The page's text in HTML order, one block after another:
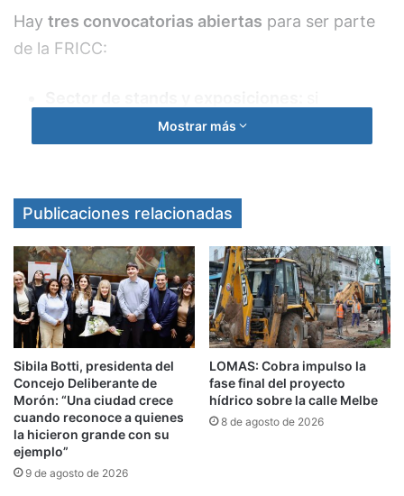
Hay tres convocatorias abiertas para ser parte
de la FRICC:
sos artista, artesano y/o emprendedor
productos creativos y con un diseño
distintivo.
Rondas de vinculación:si sos artista,
artesano y/o emprendedor cultural tendrás la
oportunidad de conectar con importantes
referentes de la industria cultural para
ofrecer mano a mano tus productos y/o
servicios artísticos.
Casting para desfilar los diseños de la
Incubadora “MiModa”:
presentarán las colecciones diseñadas en
Mostrar más
Publicaciones relacionadas
Sibila Botti, presidenta del
Concejo Deliberante de
Morón: “Una ciudad crece
cuando reconoce a quienes
la hicieron grande con su
ejemplo”
9 de agosto de 2026
LOMAS: Cobra impulso la
fase final del proyecto
hídrico sobre la calle Melbe
8 de agosto de 2026